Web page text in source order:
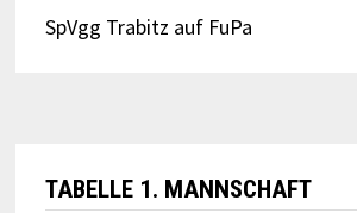
SpVgg Trabitz auf FuPa
TABELLE 1. MANNSCHAFT